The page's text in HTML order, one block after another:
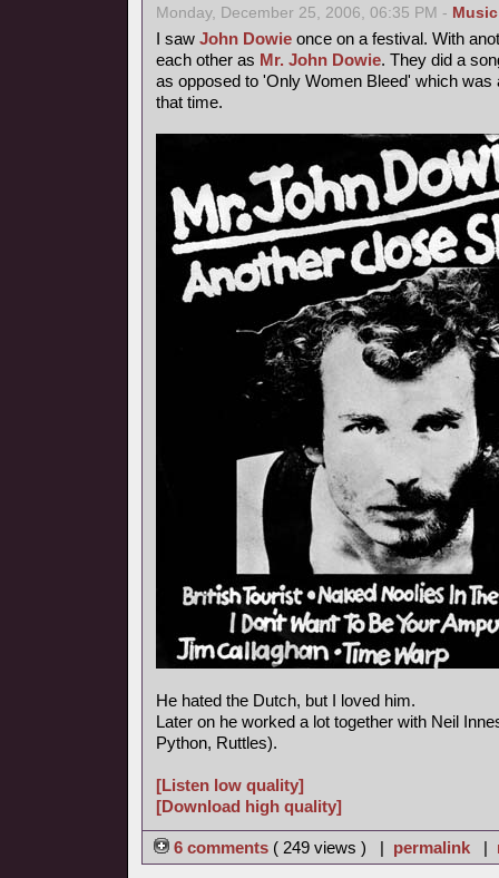
Monday, December 25, 2006, 06:35 PM - Music
I saw John Dowie once on a festival. With
each other as Mr. John Dowie. They did a
as opposed to 'Only Women Bleed' which was
that time.
He hated the Dutch, but I loved him.
Later on he worked a lot together with Neil
Python, Ruttles).
[Listen low quality]
[Download high quality]
6 comments ( 249 views ) | permalink |